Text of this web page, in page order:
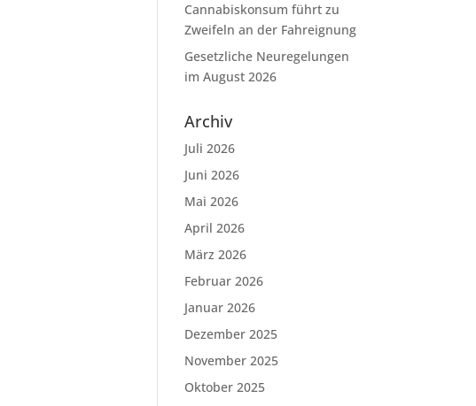
Cannabiskonsum führt zu
Zweifeln an der Fahreignung
Gesetzliche Neuregelungen
im August 2026
Archiv
Juli 2026
Juni 2026
Mai 2026
April 2026
März 2026
Februar 2026
Januar 2026
Dezember 2025
November 2025
Oktober 2025